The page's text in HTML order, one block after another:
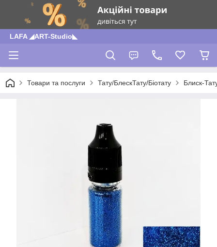
LAFA ◢ART-Studio◣
Товари та послуги Тату/БлескТату/Біотату Блиск-